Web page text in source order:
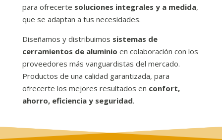
para ofrecerte soluciones integrales y a medida,
que se adaptan a tus necesidades.
Diseñamos y distribuimos sistemas de
cerramientos de aluminio en colaboración con los
proveedores más vanguardistas del mercado.
Productos de una calidad garantizada, para
ofrecerte los mejores resultados en confort,
ahorro, eficiencia y seguridad.